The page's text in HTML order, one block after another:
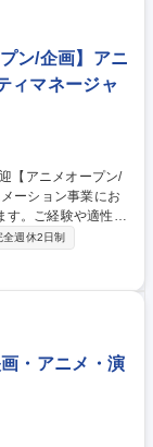
が求められます。
/造船所 等 募集
ートワーク可/実働
ン/企画】アニ
ィマネージャ
す。ご経験や適性、
【アニメ企
ティブ、プロデュ
ロデューサー業務】
広くお届けするお
ーションイベント
全週休2日制
・アニメ・演